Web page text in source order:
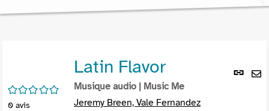
Lien
/5
0 avis
Latin Flavor
Musique audio | Music Me
Jeremy Breen, Vale Fernandez